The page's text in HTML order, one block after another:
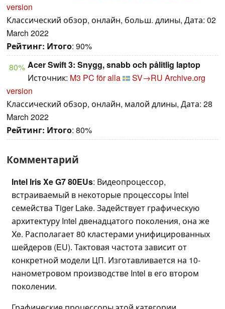
version
Классический обзор, онлайн, больш. длины, Дата: 02
March 2022
Рейтинг: Итого: 90%
80% Acer Swift 3: Snygg, snabb och pålitlig laptop
Источник: M3 PC för alla SV→RU Archive.org
version
Классический обзор, онлайн, малой длины, Дата: 28
March 2022
Рейтинг: Итого: 80%
Комментарий
Intel Iris Xe G7 80EUs: Видеопроцессор,
встраиваемый в некоторые процессоры Intel
семейства Tiger Lake. Задействует графическую
архитектуру Intel двенадцатого поколения, она же
Xe. Располагает 80 кластерами унифицированных
шейдеров (EU). Тактовая частота зависит от
конкретной модели ЦП. Изготавливается на 10-
нанометровом производстве Intel в его втором
поколении.